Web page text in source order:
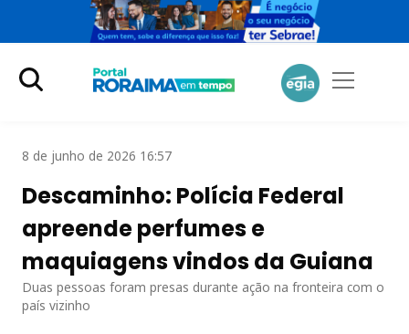
8 de junho de 2026 16:57
Descaminho: Polícia Federal
apreende perfumes e
maquiagens vindos da Guiana
Duas pessoas foram presas durante ação na fronteira com o
país vizinho